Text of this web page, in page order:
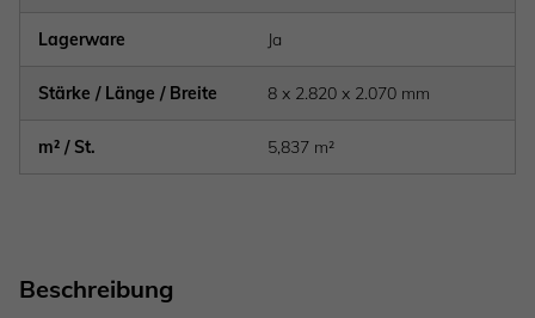
Lagerware Ja
Stärke / Länge / Breite 8 x 2.820 x 2.070 mm
m² / St. 5,837 m²
Beschreibung